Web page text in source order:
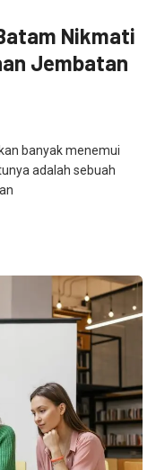
Nikmati
Jembatan
banyak menemui
adalah sebuah